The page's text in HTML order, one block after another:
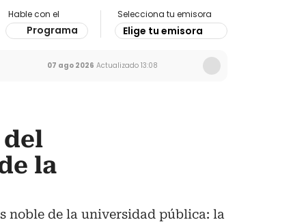
Hable con el
Programa
Selecciona tu emisora
Elige tu emisora
07 ago 2026 Actualizado 13:08
del
la
noble de la universidad pública: la